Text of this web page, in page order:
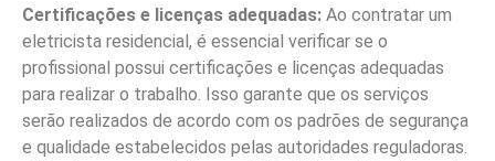
Certificações e licenças adequadas: Ao contratar um
eletricista residencial, é essencial verificar se o
profissional possui certificações e licenças adequadas
para realizar o trabalho. Isso garante que os serviços
serão realizados de acordo com os padrões de segurança
e qualidade estabelecidos pelas autoridades reguladoras.